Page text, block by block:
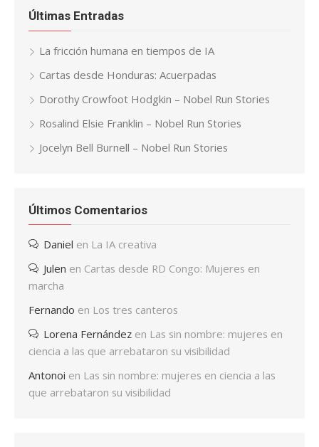
Últimas Entradas
La fricción humana en tiempos de IA
Cartas desde Honduras: Acuerpadas
Dorothy Crowfoot Hodgkin – Nobel Run Stories
Rosalind Elsie Franklin – Nobel Run Stories
Jocelyn Bell Burnell – Nobel Run Stories
Últimos Comentarios
Daniel en La IA creativa
Julen en Cartas desde RD Congo: Mujeres en
marcha
Fernando en Los tres canteros
Lorena Fernández en Las sin nombre: mujeres en
ciencia a las que arrebataron su visibilidad
Antonoi en Las sin nombre: mujeres en ciencia a las
que arrebataron su visibilidad